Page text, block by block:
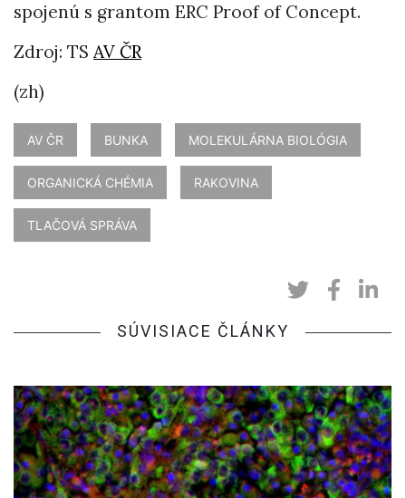
spojenú s grantom ERC Proof of Concept.
Zdroj: TS AV ČR
(zh)
AV ČR BUNKA MOLEKULÁRNA BIOLÓGIA
ORGANICKÁ CHÉMIA RAKOVINA
TLAČOVÁ SPRÁVA
SÚVISIACE ČLÁNKY